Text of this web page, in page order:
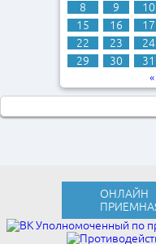
8
9 10
15
16 17
22
23 24
29
30
31
ОНЛАЙН